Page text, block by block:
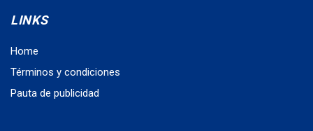
LINKS
Home
Términos y condiciones
Pauta de publicidad